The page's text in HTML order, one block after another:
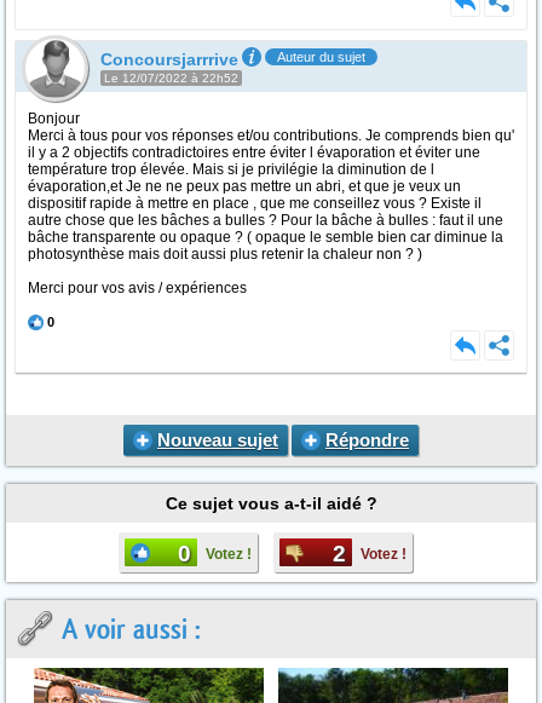
Concoursjarrrive Auteur du sujet
Le 12/07/2022 à 22h52
Bonjour
Merci à tous pour vos réponses et/ou contributions. Je comprends bien qu'
il y a 2 objectifs contradictoires entre éviter l évaporation et éviter une
température trop élevée. Mais si je privilégie la diminution de l
évaporation,et Je ne ne peux pas mettre un abri, et que je veux un
dispositif rapide à mettre en place , que me conseillez vous ? Existe il
autre chose que les bâches a bulles ? Pour la bâche à bulles : faut il une
bâche transparente ou opaque ? ( opaque le semble bien car diminue la
photosynthèse mais doit aussi plus retenir la chaleur non ? )
Merci pour vos avis / expériences
0
Nouveau sujet Répondre
Ce sujet vous a-t-il aidé ?
0 Votez ! 2 Votez !
A voir aussi :